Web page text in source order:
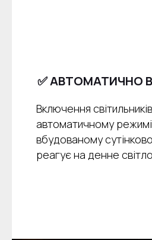
✅ АВТОМАТИЧНО
Включення
автоматичному
вбудованому
реагує на денне